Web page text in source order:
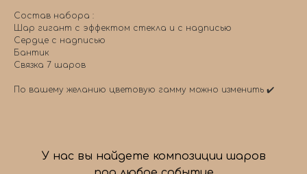
Состав набора :
Шар гигант с эффектом стекла и с надписью
Сердце с надписью
Бантик
Связка 7 шаров
По вашему желанию цветовую гамму можно изменить ✔️
У нас вы найдете композиции шаров